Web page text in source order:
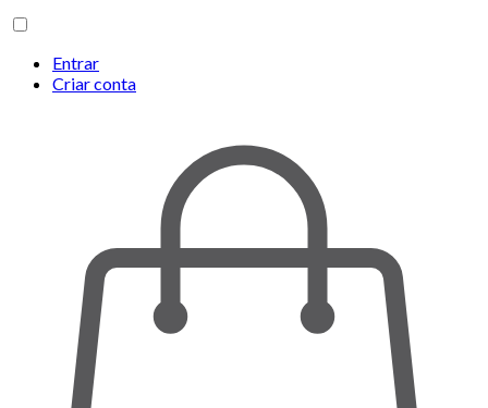
Entrar
Criar conta